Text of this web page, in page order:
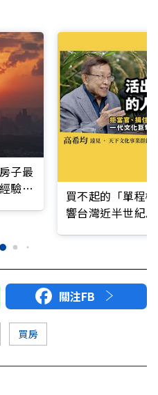
子最
驗與
買不起的「單程
響台灣近半世紀
關注FB
買房